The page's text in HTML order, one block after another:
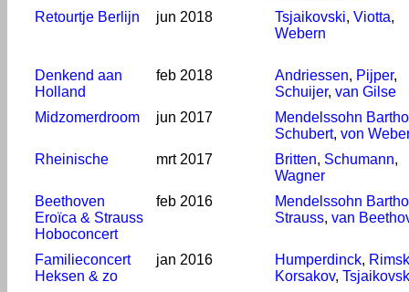
Retourtje Berlijn
jun 2018 Tsjaikovski, Viotta,
Webern
Denkend aan
Holland
feb 2018 Andriessen, Pijper,
Schuijer, van Gilse
Midzomerdroom
jun 2017
Mendelssohn
Schubert, von
Rheinische
mrt 2017 Britten, Schumann,
Wagner
Beethoven
Eroïca & Strauss
Hoboconcert
feb 2016
Mendelssohn
Strauss, van
Familieconcert
Heksen & zo
jan 2016 Humperdinck,
Korsakov,